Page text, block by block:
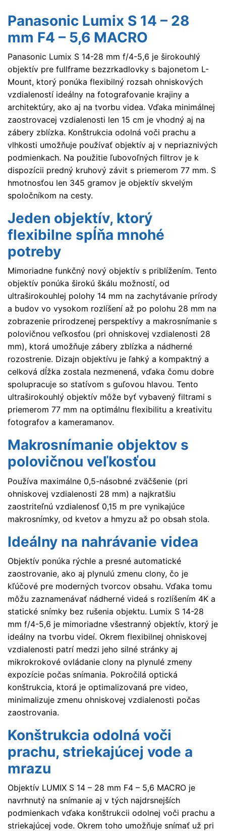
Panasonic Lumix S 14 – 28
mm F4 – 5,6 MACRO
Panasonic Lumix S 14-28 mm f/4-5,6 je širokouhlý
objektív pre fullframe bezzrkadlovky s bajonetom L-
Mount, ktorý ponúka flexibilný rozsah ohniskových
vzdialeností ideálny na fotografovanie krajiny a
architektúry, ako aj na tvorbu videa. Vďaka minimálnej
zaostrovacej vzdialenosti len 15 cm je vhodný aj na
zábery zblízka. Konštrukcia odolná voči prachu a
vlhkosti umožňuje používať objektív aj v nepriaznivých
podmienkach. Na použitie ľubovoľných filtrov je k
dispozícii predný kruhový závit s priemerom 77 mm. S
hmotnosťou len 345 gramov je objektív skvelým
spoločníkom na cesty.
Jeden objektív, ktorý
flexibilne spĺňa mnohé
potreby
Mimoriadne funkčný nový objektív s priblížením. Tento
objektív ponúka širokú škálu možností, od
ultraširokouhlej polohy 14 mm na zachytávanie prírody
a budov vo vysokom rozlíšení až po polohu 28 mm na
zobrazenie prirodzenej perspektívy a makrosnímanie s
polovičnou veľkosťou (pri ohniskovej vzdialenosti 28
mm), ktorá umožňuje zábery zblízka a nádherné
rozostrenie. Dizajn objektívu je ľahký a kompaktný a
celková dĺžka zostala nezmenená, vďaka čomu dobre
spolupracuje so statívom s guľovou hlavou. Tento
ultraširokouhlý objektív môže byť vybavený filtrami s
priemerom 77 mm na optimálnu flexibilitu a kreativitu
fotografov a kameramanov.
Makrosnímanie objektov s
polovičnou veľkosťou
Používa maximálne 0,5-násobné zväčšenie (pri
ohniskovej vzdialenosti 28 mm) a najkratšiu
zaostriteľnú vzdialenosť 0,15 m pre vynikajúce
makrosnímky, od kvetov a hmyzu až po obsah stola.
Ideálny na nahrávanie videa
Objektív ponúka rýchle a presné automatické
zaostrovanie, ako aj plynulú zmenu clony, čo je
kľúčové pre moderných tvorcov obsahu. Vďaka tomu
môžu zaznamenávať nádherné videá s rozlíšením 4K a
statické snímky bez rušenia objektu. Lumix S 14-28
mm f/4-5,6 je mimoriadne všestranný objektív, ktorý je
ideálny na tvorbu videí. Okrem flexibilnej ohniskovej
vzdialenosti patrí medzi jeho silné stránky aj
mikrokrokové ovládanie clony na plynulé zmeny
expozície počas snímania. Pokročilá optická
konštrukcia, ktorá je optimalizovaná pre video,
minimalizuje zmenu ohniskovej vzdialenosti počas
zaostrovania.
Konštrukcia odolná voči
prachu, striekajúcej vode a
mrazu
Objektív LUMIX S 14 – 28 mm F4 – 5,6 MACRO je
navrhnutý na snímanie aj v tých najdrsnejších
podmienkach vďaka konštrukcii odolnej voči prachu a
striekajúcej vode. Okrem toho umožňuje snímať už pri